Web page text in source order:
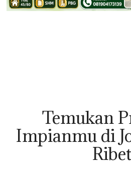
Temukan
Impianmu di
Ribet